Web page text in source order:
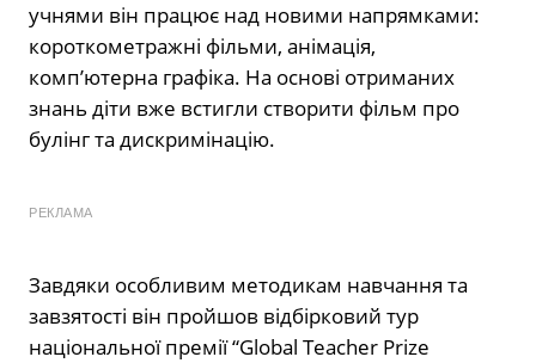
учнями він працює над новими напрямками:
короткометражні фільми, анімація,
комп’ютерна графіка. На основі отриманих
знань діти вже встигли створити фільм про
булінг та дискримінацію.
РЕКЛАМА
Завдяки особливим методикам навчання та
завзятості він пройшов відбірковий тур
національної премії “Global Teacher Prize